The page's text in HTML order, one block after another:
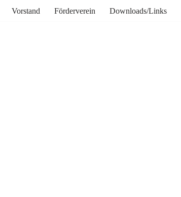
Vorstand Förderverein Downloads/Links